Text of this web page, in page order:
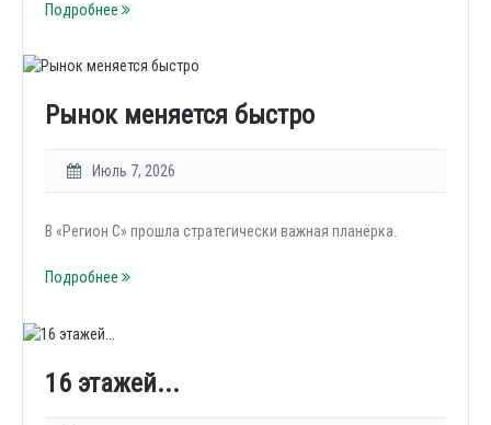
Подробнее
Рынок меняется быстро
Июль 7, 2026
В «Регион С» прошла стратегически важная планёрка.
Подробнее
16 этажей...